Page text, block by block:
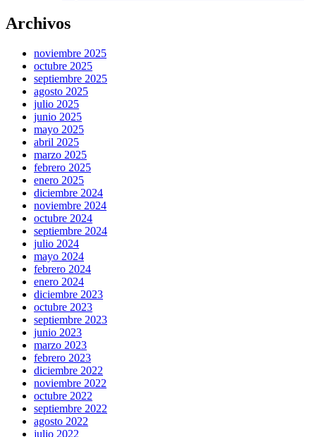
Archivos
noviembre 2025
octubre 2025
septiembre 2025
agosto 2025
julio 2025
junio 2025
mayo 2025
abril 2025
marzo 2025
febrero 2025
enero 2025
diciembre 2024
noviembre 2024
octubre 2024
septiembre 2024
julio 2024
mayo 2024
febrero 2024
enero 2024
diciembre 2023
octubre 2023
septiembre 2023
junio 2023
marzo 2023
febrero 2023
diciembre 2022
noviembre 2022
octubre 2022
septiembre 2022
agosto 2022
julio 2022